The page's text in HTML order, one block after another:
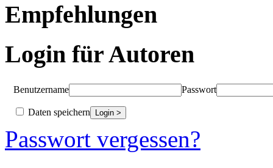
Empfehlungen
Login für Autoren
Benutzername Passwort
Daten speichern
Passwort vergessen?